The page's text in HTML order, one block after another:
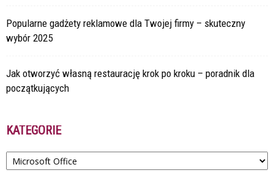
Popularne gadżety reklamowe dla Twojej firmy – skuteczny
wybór 2025
Jak otworzyć własną restaurację krok po kroku – poradnik dla
początkujących
KATEGORIE
Kategorie